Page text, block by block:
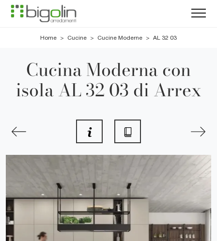
Home > Cucine > Cucine Moderne > AL 32 03
Cucina Moderna con
isola AL 32 03 di Arrex